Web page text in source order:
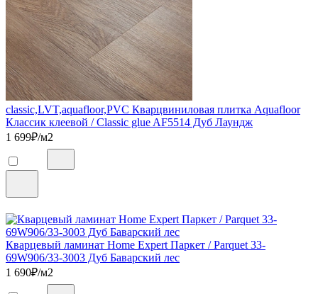
classic,LVT,aquafloor,PVC Кварцвиниловая плитка Aquafloor
Классик клеевой / Classic glue AF5514 Дуб Лаундж
1 699₽/м2
Кварцевый ламинат Home Expert Паркет / Parquet 33-
69W906/33-3003 Дуб Баварский лес
1 690₽/м2